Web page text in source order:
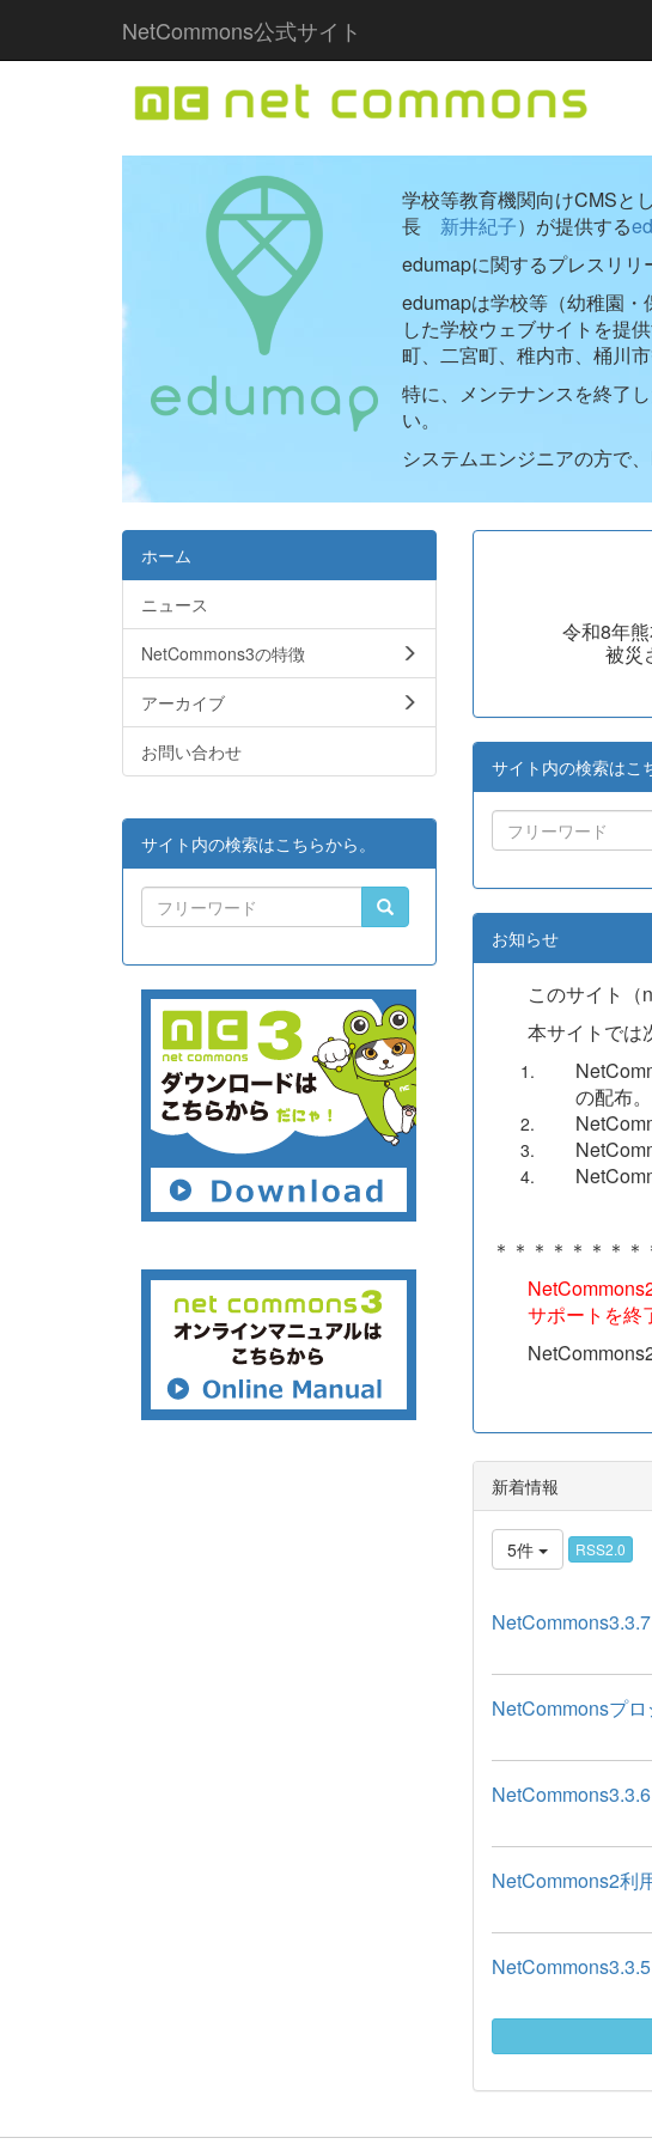
NetCommons公式サイト
学校等教育機関向けCMSと
長 新井紀子）が提供する
edumapに関するプレスリリ
edumapは学校等（幼稚園
した学校ウェブサイトを提
町、二宮町、稚内市、桶川
特に、メンテナンスを終了
い。
システムエンジニアの方で
令和8年
被災
サイト内の検索はこ
お知らせ
このサイト（
本サイトでは
の配布。
＊＊＊＊＊＊＊
サポートを終
新着情報
5件 RSS2.0
NetCommonsプ
NetCommons2利
ホーム
ニュース
NetCommons3の特徴
アーカイブ
お問い合わせ
サイト内の検索はこちらから。